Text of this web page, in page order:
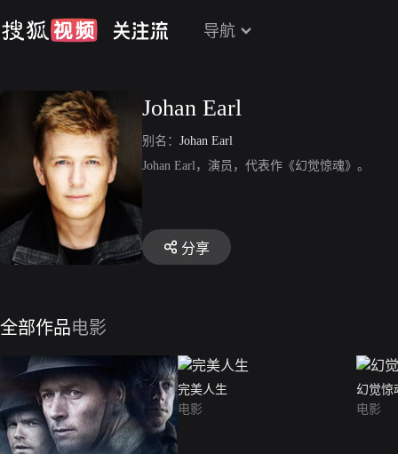
导航
Johan Earl
别名： Johan Earl
Johan Earl，演员，代表作《幻觉惊魂》。
分享
全部作品电影
完美人生
电影
幻觉惊
电影